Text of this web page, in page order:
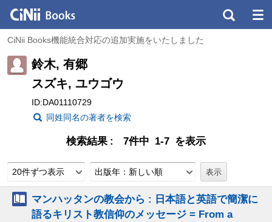
CiNii Books機能統合対応の追加実施をいたしました
鈴木, 有郷
スズキ, ユウゴウ
ID:DA01110729
同姓同名の著者を検索
検索結果 7件中 1-7 を表示
20件ずつ表示 出版年：新しい順
マンハッタンの教会から : 日本語と英語で簡潔に
語るキリスト教信仰のメッセージ = From a